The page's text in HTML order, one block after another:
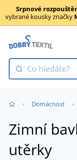
Srpnové
vybrané kousky značky
Domácnost
Zimní
utěrky